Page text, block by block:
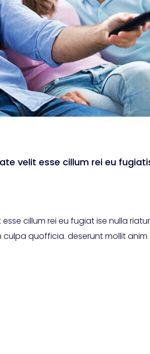
velit esse cillum rei eu
cillum rei eu fugiat ise nulla riatur
quofficia. deserunt mollit anim